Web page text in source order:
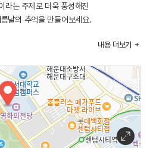
라는 주제로 더욱 풍성해진
날의 추억을 만들어보세요.
한 저녁바람만 남은 영화의전당에서
부터 다양한 형태의 로드무비까지 영화를
영화를 상영, 영화 속 전 세계 다양한
내용 더보기